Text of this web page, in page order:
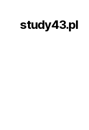
study43.pl